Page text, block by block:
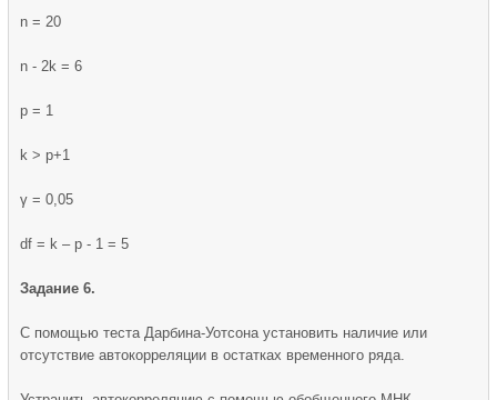
n = 20
n - 2k = 6
p = 1
k > p+1
γ = 0,05
df = k – p - 1 = 5
Задание 6.
С помощью теста Дарбина-Уотсона установить наличие или
отсутствие автокорреляции в остатках временного ряда.